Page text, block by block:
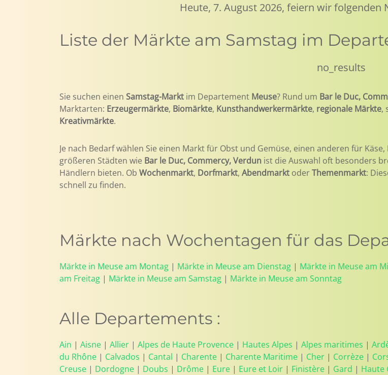
Heute, 7. August 2026, feiern wir folgenden
Liste der Märkte am Samstag im
no_results
Sie suchen einen Samstag-Markt im Departement Meuse? Rund um Bar le Duc,
Marktarten: Erzeugermärkte, Biomärkte, Kunsthandwerkermärkte, regionale Märkte,
Kreativmärkte.
Je nach Bedarf wählen Sie einen Markt für Obst und Gemüse, einen anderen für
größeren Städten wie Bar le Duc, Commercy, Verdun ist die Auswahl oft besonders
Händlern bieten. Ob Wochenmarkt, Dorfmarkt, Abendmarkt oderThemenmarkt:
schnell zu finden.
Märkte nach Wochentagen für das
Märkte in Meuse am Montag | Märkte in Meuse am Dienstag | Märkte in Meuse am
am Freitag | Märkte in Meuse am Samstag | Märkte in Meuse am Sonntag
Alle Departements :
Ain | Aisne | Allier | Alpes de Haute Provence | Hautes Alpes | Alpes maritimes |
du Rhône | Calvados | Cantal | Charente | Charente Maritime | Cher | Corrèze |
Creuse | Dordogne | Doubs | Drôme | Eure | Eure et Loir | Finistère | Gard | Haute